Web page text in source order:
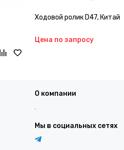
Ходовой ролик D47, Китай
Цена по запросу
О компании
.
Мы в социальных сетях